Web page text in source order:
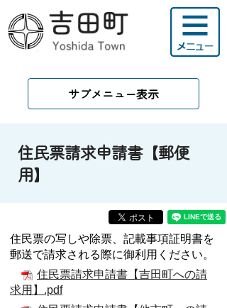
サブメニュー表示
住民票請求申請書【郵便
用】
住民票の写しや除票、記載事項証明書を
郵送で請求される際に御利用ください。
住民票請求申請書【吉田町への請
求用】.pdf